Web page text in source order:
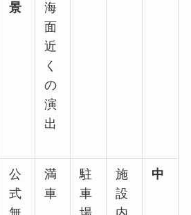
景
海
面
近
く
の
演
出
公
式
満
車
駐
車
施
設
中